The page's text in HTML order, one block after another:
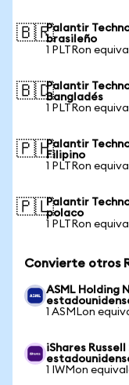
🇧🇷Palantir
brasileño
1 PLTRon
🇧🇩Palantir
Bangladés
1 PLTRon
🇵🇭Palantir
Filipino
1 PLTRon
🇵🇱Palantir
polaco
1 PLTRon
Convierte otros
ASML Holding
1 ASMLon
iShares
1 IWMon